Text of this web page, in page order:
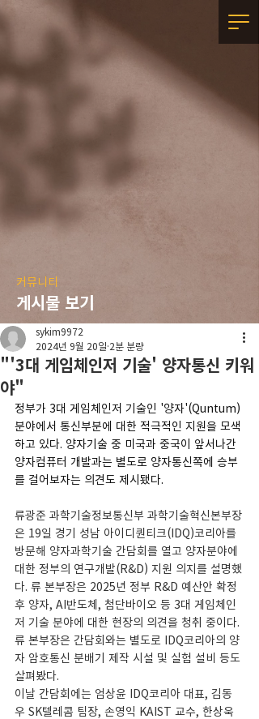
커뮤니티
게시물 보기
"'3대 게임체인저 기술' 양자통신 키워
야"
sykim9972
2024년 9월 20일 2분 분량
정부가 3대 게임체인저 기술인 '양자'(Quntum)
분야에서 통신부분에 대한 적극적인 지원을 모색
하고 있다. 양자기술 중 미국과 중국이 앞서나간
양자컴퓨터 개발과는 별도로 양자통신쪽에 승부
를 걸어보자는 의견도 제시됐다.
류광준 과학기술정보통신부 과학기술혁신본부장
은 19일 경기 성남 아이디퀀티크(IDQ)코리아를
방문해 양자과학기술 간담회를 열고 양자분야에
대한 정부의 연구개발(R&D) 지원 의지를 설명했
다. 류 본부장은 2025년 정부 R&D 예산안 확정
후 양자, AI반도체, 첨단바이오 등 3대 게임체인
저 기술 분야에 대한 현장의 의견을 청취 중이다.
류 본부장은 간담회와는 별도로 IDQ코리아의 양
자 암호통신 분배기 제작 시설 및 실험 설비 등도
살펴봤다.
이날 간담회에는 엄상윤 IDQ코리아 대표, 김동
우 SK텔레콤 팀장, 손영익 KAIST 교수, 한상욱